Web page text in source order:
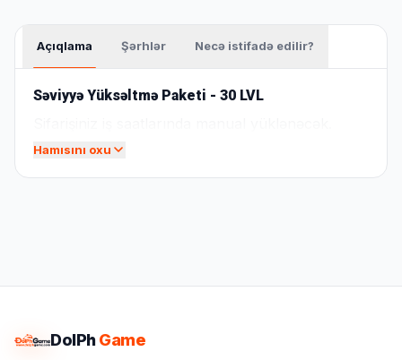
Açıqlama Şərhlər Necə istifadə edilir?
Səviyyə Yüksəltmə Paketi - 30 LVL
Hamısını oxu
DolPhGame